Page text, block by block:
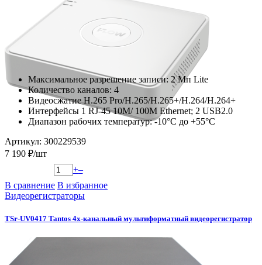
Максимальное разрешение записи: 2 Мп Lite
Количество каналов: 4
Видеосжатие H.265 Pro/H.265/H.265+/H.264/H.264+
Интерфейсы 1 RJ-45 10M/ 100M Ethernet; 2 USB2.0
Диапазон рабочих температур: -10°C до +55°C
Артикул: 300229539
7 190 ₽/шт
+–
В сравнение В избранное
Видеорегистраторы
TSr-UV0417 Tantos 4х-канальный мультиформатный видеорегистратор